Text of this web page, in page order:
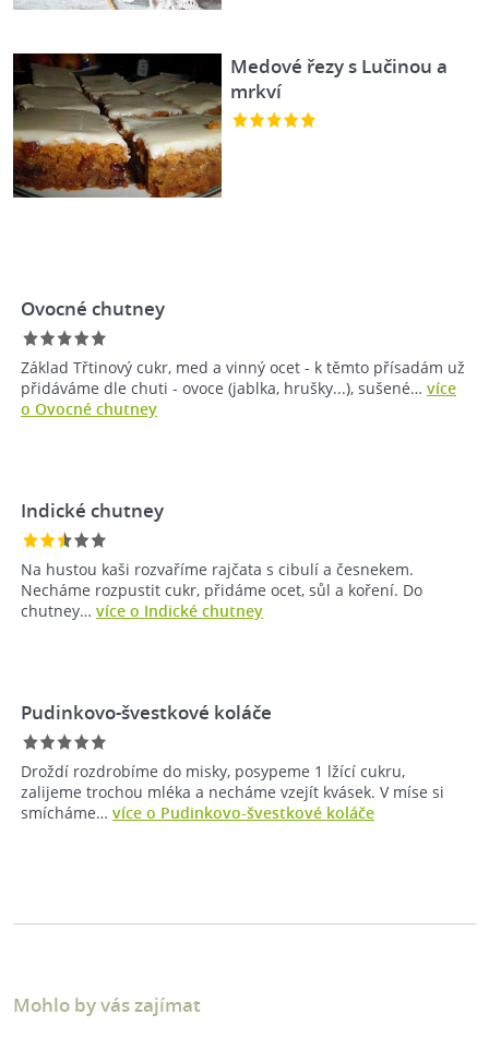
Medové řezy s Lučinou a
mrkví
Ovocné chutney
Základ Třtinový cukr, med a vinný ocet - k těmto přísadám už
přidáváme dle chuti - ovoce (jablka, hrušky...), sušené… více
o Ovocné chutney
Indické chutney
Na hustou kaši rozvaříme rajčata s cibulí a česnekem.
Necháme rozpustit cukr, přidáme ocet, sůl a koření. Do
chutney… více o Indické chutney
Pudinkovo-švestkové koláče
Droždí rozdrobíme do misky, posypeme 1 lžící cukru,
zalijeme trochou mléka a necháme vzejít kvásek. V míse si
smícháme… více o Pudinkovo-švestkové koláče
Mohlo by vás zajímat